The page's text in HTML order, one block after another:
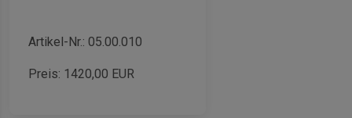
Artikel-Nr.: 05.00.010
Preis: 1420,00 EUR